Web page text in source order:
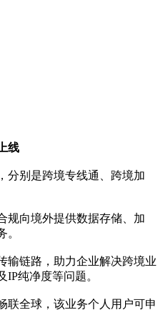
线
分别是跨境专线通、跨境加
规向境外提供数据存储、加
。
输链路，助力企业解决跨境业
纯净度等问题。
联全球，该业务个人用户可申